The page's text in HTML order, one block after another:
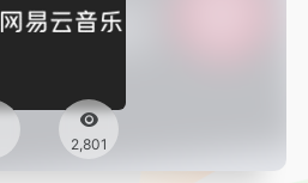
2,801